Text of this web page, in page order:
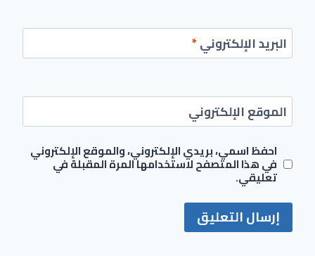
البريد الإلكتروني*
الموقع الإلكتروني
احفظ اسمي، بريدي الإلكتروني، والموقع الإلكتروني
في هذا المتصفح لاستخدامها المرة المقبلة في
تعليقي.